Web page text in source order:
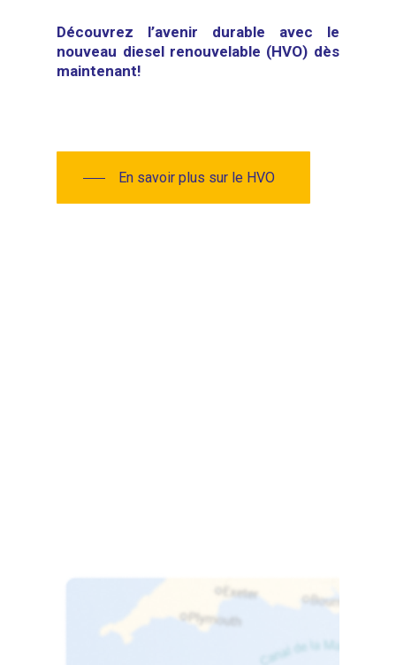
Découvrez l’avenir durable avec le
nouveau diesel renouvelable (HVO) dès
maintenant!
En savoir plus sur le HVO